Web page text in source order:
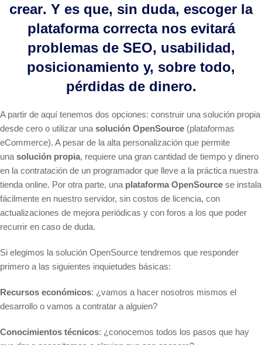
crear. Y es que, sin duda, escoger la
plataforma correcta nos evitará
problemas de SEO, usabilidad,
posicionamiento y, sobre todo,
pérdidas de dinero.
A partir de aquí tenemos dos opciones: construir una solución propia
desde cero o utilizar una solución OpenSource (plataformas
eCommerce). A pesar de la alta personalización que permite
una solución propia, requiere una gran cantidad de tiempo y dinero
en la contratación de un programador que lleve a la práctica nuestra
tienda online. Por otra parte, una plataforma OpenSource se instala
fácilmente en nuestro servidor, sin costos de licencia, con
actualizaciones de mejora periódicas y con foros a los que poder
recurrir en caso de duda.
Si elegimos la solución OpenSource tendremos que responder
primero a las siguientes inquietudes básicas:
Recursos económicos: ¿vamos a hacer nosotros mismos el
desarrollo o vamos a contratar a alguien?
Conocimientos técnicos: ¿conocemos todos los pasos que hay